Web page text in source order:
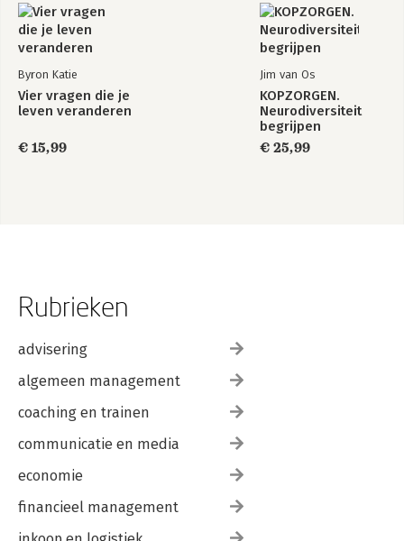
Byron Katie
Vier vragen die je
leven veranderen
€ 15,99
Jim van Os
KOPZORGEN.
Neurodiversiteit
begrijpen
€ 25,99
Rubrieken
advisering
algemeen management
coaching en trainen
communicatie en media
economie
financieel management